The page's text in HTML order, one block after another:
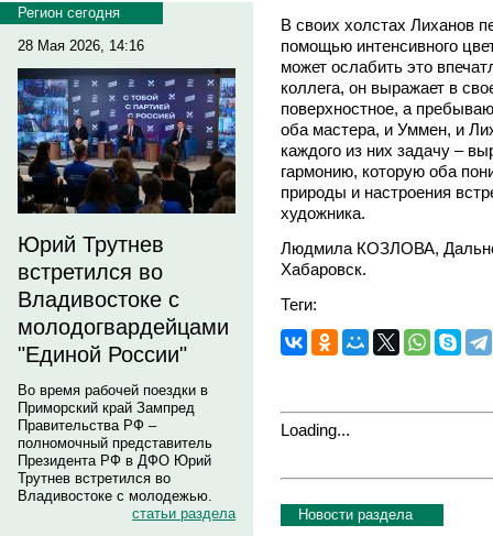
Регион сегодня
28 Мая 2026, 14:16
Юрий Трутнев
встретился во
Владивостоке с
молодогвардейцами
"Единой России"
Во время рабочей поездки в
Приморский край Зампред
Правительства РФ –
полномочный представитель
Президента РФ в ДФО Юрий
Трутнев встретился во
Владивостоке с молодежью.
статьи раздела
В своих холстах Лиханов
помощью интенсивного
может ослабить это
коллега, он выражает в
поверхностное, а
оба мастера, и Уммен, и
каждого из них задачу –
гармонию, которую оба
природы и настроения
художника.
Людмила КОЗЛОВА,
Хабаровск.
Теги:
Loading...
Новости раздела